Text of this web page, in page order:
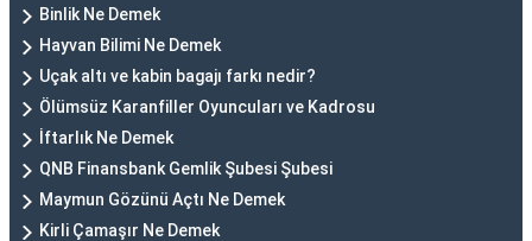
Binlik Ne Demek
Hayvan Bilimi Ne Demek
Uçak altı ve kabin bagajı farkı nedir?
Ölümsüz Karanfiller Oyuncuları ve Kadrosu
İftarlık Ne Demek
QNB Finansbank Gemlik Şubesi Şubesi
Maymun Gözünü Açtı Ne Demek
Kirli Çamaşır Ne Demek